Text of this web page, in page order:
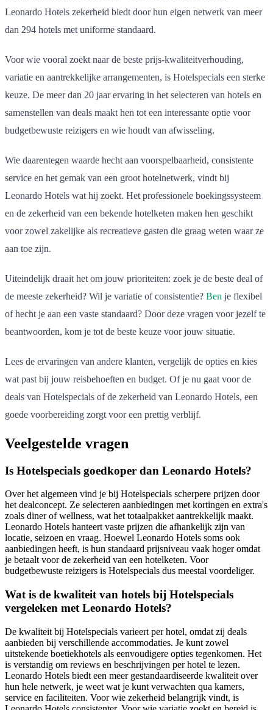
Leonardo Hotels zekerheid biedt door hun eigen netwerk van meer
dan 294 hotels met uniforme standaard.
Voor wie vooral zoekt naar de beste prijs-kwaliteitverhouding,
variatie en aantrekkelijke arrangementen, is Hotelspecials een sterke
keuze. De meer dan 20 jaar ervaring in het selecteren van hotels en
samenstellen van deals maakt hen tot een interessante optie voor
budgetbewuste reizigers en wie houdt van afwisseling.
Wie daarentegen waarde hecht aan voorspelbaarheid, consistente
service en het gemak van een groot hotelnetwerk, vindt bij
Leonardo Hotels wat hij zoekt. Het professionele boekingssysteem
en de zekerheid van een bekende hotelketen maken hen geschikt
voor zowel zakelijke als recreatieve gasten die graag weten waar ze
aan toe zijn.
Uiteindelijk draait het om jouw prioriteiten: zoek je de beste deal of
de meeste zekerheid? Wil je variatie of consistentie? Ben je flexibel
of hecht je aan een vaste standaard? Door deze vragen voor jezelf te
beantwoorden, kom je tot de beste keuze voor jouw situatie.
Lees de ervaringen van andere klanten, vergelijk de opties en kies
wat past bij jouw reisbehoeften en budget. Of je nu gaat voor de
deals van Hotelspecials of de zekerheid van Leonardo Hotels, een
goede voorbereiding zorgt voor een prettig verblijf.
Veelgestelde vragen
Is Hotelspecials goedkoper dan Leonardo Hotels?
Over het algemeen vind je bij Hotelspecials scherpere prijzen door
het dealconcept. Ze selecteren aanbiedingen met kortingen en extra's
zoals diner of wellness, wat het totaalpakket aantrekkelijk maakt.
Leonardo Hotels hanteert vaste prijzen die afhankelijk zijn van
locatie, seizoen en vraag. Hoewel Leonardo Hotels soms ook
aanbiedingen heeft, is hun standaard prijsniveau vaak hoger omdat
je betaalt voor de zekerheid van een hotelketen. Voor
budgetbewuste reizigers is Hotelspecials dus meestal voordeliger.
Wat is de kwaliteit van hotels bij Hotelspecials
vergeleken met Leonardo Hotels?
De kwaliteit bij Hotelspecials varieert per hotel, omdat zij deals
aanbieden bij verschillende accommodaties. Je kunt zowel
uitstekende boetiekhotels als eenvoudigere opties tegenkomen. Het
is verstandig om reviews en beschrijvingen per hotel te lezen.
Leonardo Hotels biedt een meer gestandaardiseerde kwaliteit over
hun hele netwerk, je weet wat je kunt verwachten qua kamers,
service en faciliteiten. Voor wie zekerheid belangrijk vindt, is